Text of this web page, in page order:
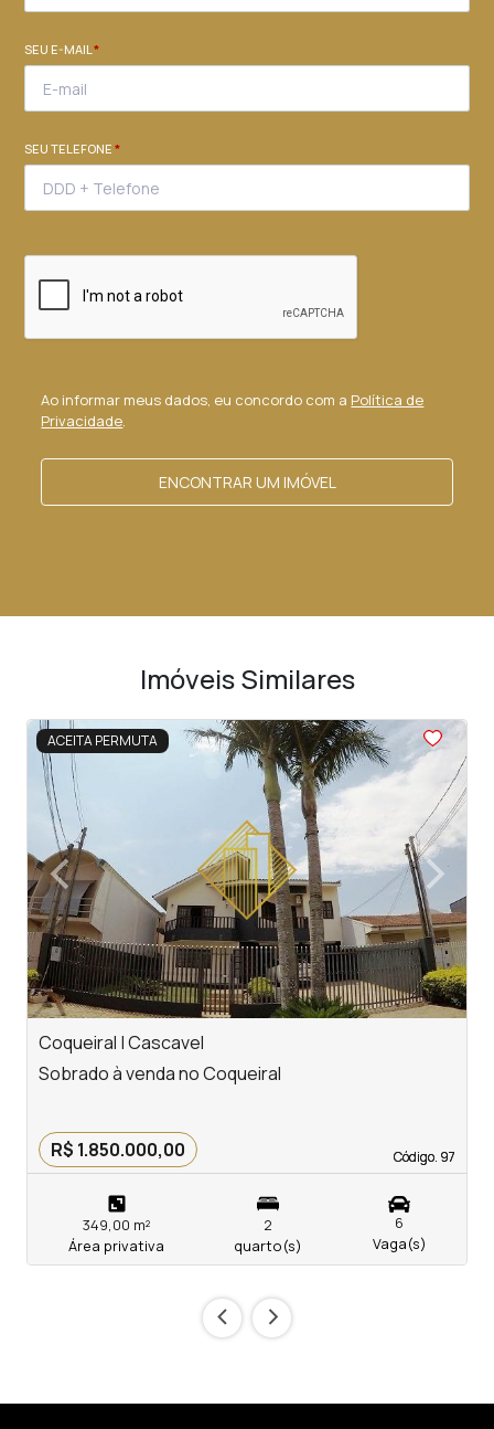
SEU E-MAIL*
SEU TELEFONE*
Ao informar meus dados, eu concordo com a Política de
Privacidade.
ENCONTRAR UM IMÓVEL
Imóveis Similares
ACEITA PERMUTA
<<<<
‹Previous ›
Next
Coqueiral | Cascavel
Código. 97
Código. 97
Sobrado à venda no Coqueiral
R$ 1.850.000,00
349,00 m²
Área privativa
2
quarto(s)
6
Vaga(s)
‹ ›